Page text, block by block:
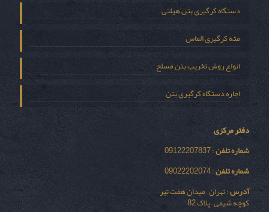
دستگاه کرگیری بتن هیلتی
مته کرگیری الماس
انواع روش تخریب بتن مسلح
اجاره دستگاه کرگیری بتن
دفتر مرکزی
شماره تلفن: 09122207837
شماره تلفن: 09022202074
آدرس: تهران – میدان هفت تیر
کوچه شیمی – پلاک 82